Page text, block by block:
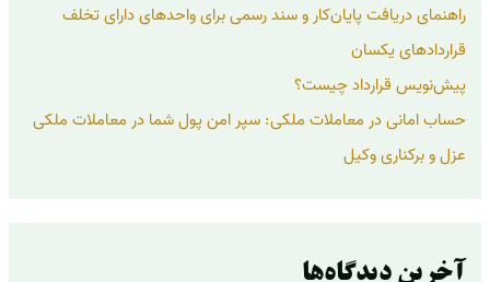
راهنمای دریافت پایان‌کار و سند رسمی برای واحدهای دارای تخلف
قراردادهای یکسان
پیش‌نویس قرارداد چیست؟
حساب امانی در معاملات ملکی: سپر امن پول شما در معاملات ملکی
عزل و برکناری وکیل
آخرین دیدگاه‌ها